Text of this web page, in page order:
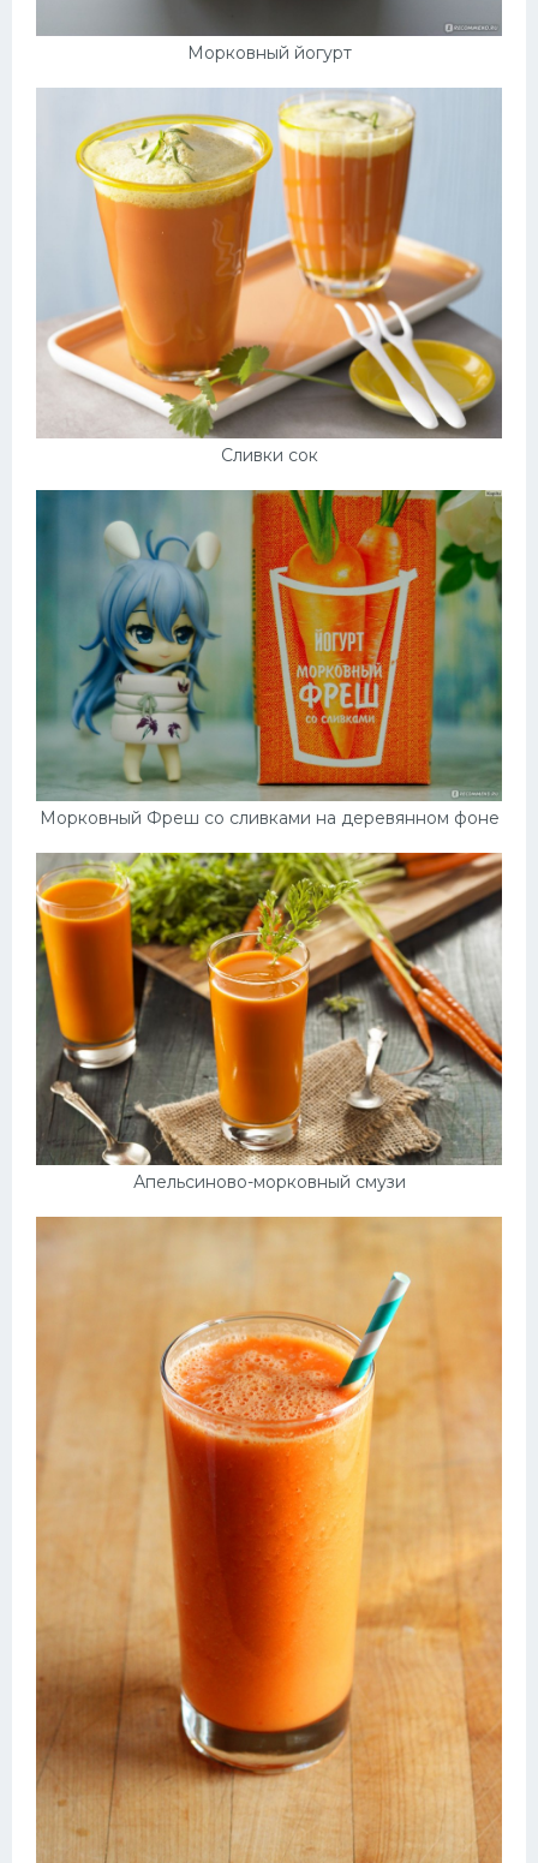
Морковный йогурт
Сливки сок
Морковный Фреш со сливками на деревянном фоне
Апельсиново-морковный смузи